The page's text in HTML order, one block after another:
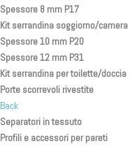
Spessore 8 mm P17
Kit serrandina soggiorno/camera
Spessore 10 mm P20
Spessore 12 mm P31
Kit serrandina per toilette/doccia
Porte scorrevoli rivestite
Back
Separatori in tessuto
Profili e accessori per pareti